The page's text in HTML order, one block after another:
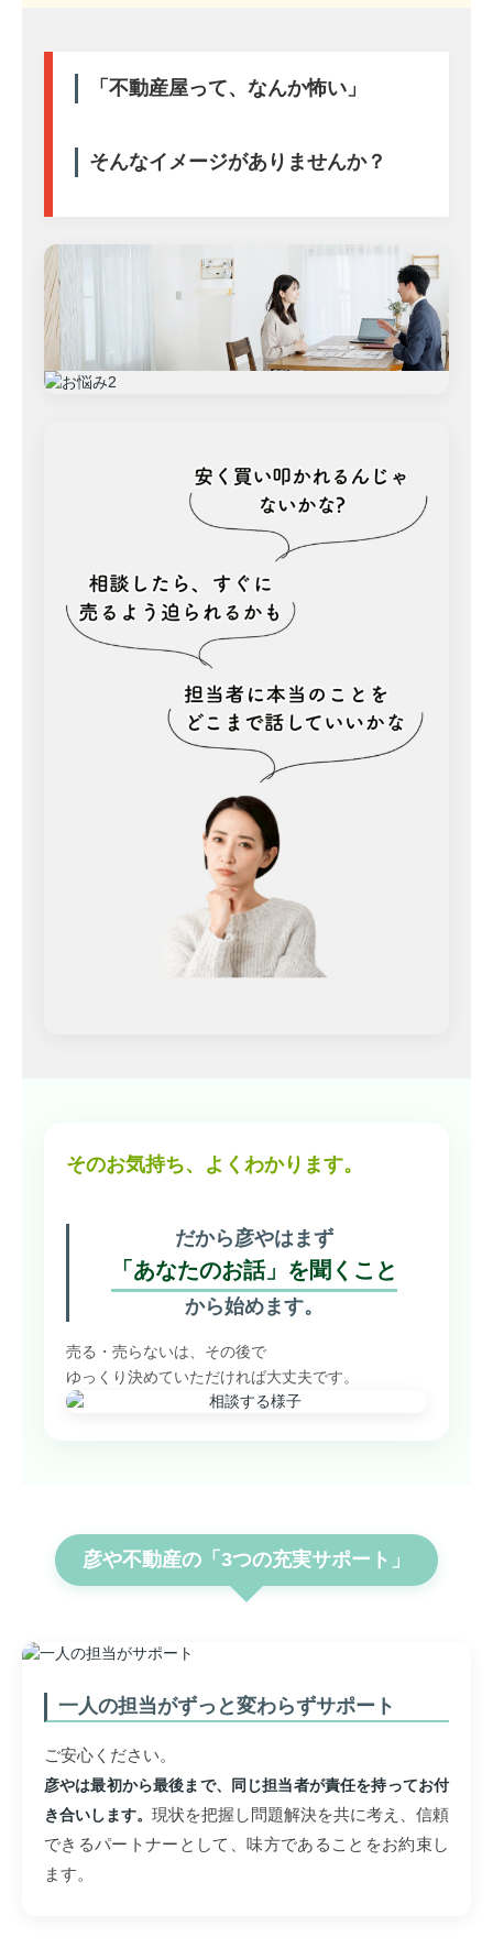
「不動産屋って、なんか怖い」
そんなイメージがありませんか？
そのお気持ち、よくわかります。
だから彦やはまず
「あなたのお話」を聞くこと
から始めます。
売る・売らないは、その後で
ゆっくり決めていただければ大丈夫です。
彦や不動産の「3つの充実サポート」
一人の担当がずっと変わらずサポート
ご安心ください。
彦やは最初から最後まで、同じ担当者が責任を持ってお付
き合いします。 現状を把握し問題解決を共に考え、信頼
できるパートナーとして、味方であることをお約束し
ます。